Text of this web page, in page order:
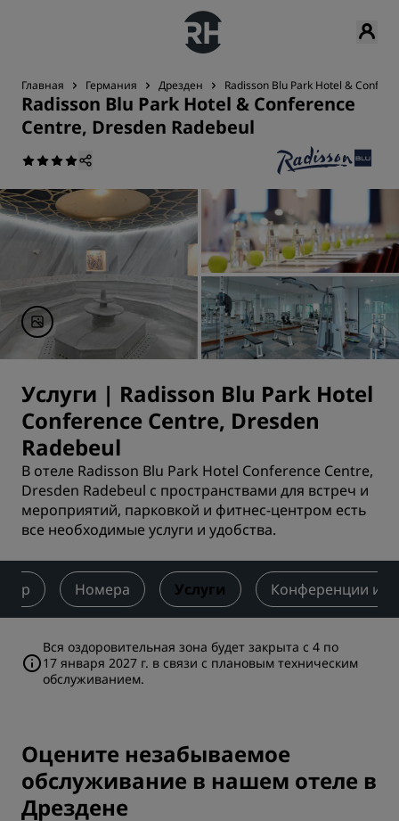
Главная Германия Дрезден Radisson Blu Park Hotel &
Radisson Blu Park Hotel & Conference
Centre, Dresden Radebeul
Услуги | Radisson Blu Park Hotel
Conference Centre, Dresden
Radebeul
В отеле Radisson Blu Park Hotel Conference Centre,
Dresden Radebeul с пространствами для встреч и
мероприятий, парковкой и фитнес-центром есть
все необходимые услуги и удобства.
Номера Услуги Конференции и
Вся оздоровительная зона будет закрыта с 4 по
17 января 2027 г. в связи с плановым техническим
обслуживанием.
Оцените незабываемое
обслуживание в нашем отеле в
Дрездене